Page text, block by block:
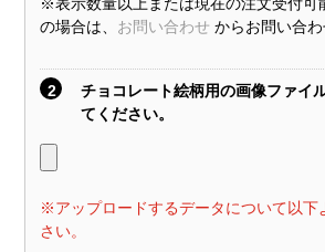
※表示数量以上または現在の注文受付可
の場合は、 お問い合わせ からお問い合わ
2
チョコレート絵柄用の画像ファイ
てください。
※アップロードするデータについて以下
さい。